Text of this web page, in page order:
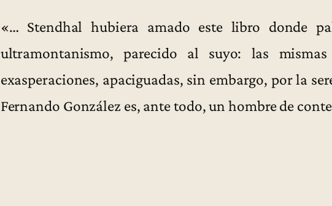
«… Stendhal hubiera amado este libro donde
ultramontanismo, parecido al suyo: las
exasperaciones, apaciguadas, sin embargo, por la
Fernando González es, ante todo, un hombre de